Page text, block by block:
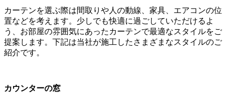
カーテンを選ぶ際は間取りや人の動線、家具、エアコンの位
置などを考えます。少しでも快適に過ごしていただけるよ
う、お部屋の雰囲気にあったカーテンで最適なスタイルをご
提案します。下記は当社が施工したさまざまなスタイルのご
紹介です。
カウンターの窓